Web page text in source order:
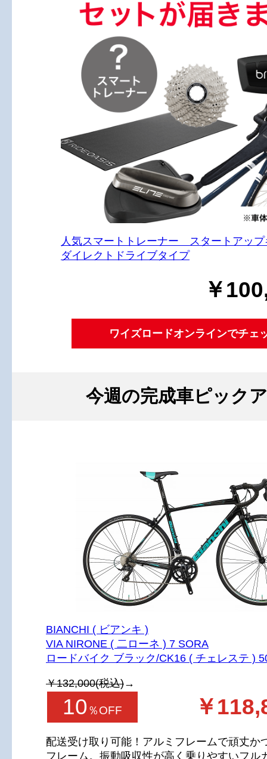
人気スマートトレーナー スタートアップ
ダイレクトドライブタイプ
￥
ワイズロードオンラインでチェ
今週の完成車ピック
BIANCHI ( ビアンキ )
VIA NIRONE ( 二ローネ ) 7 SORA
ロードバイク ブラック/CK16 ( チェレステ )
￥132,000(税込)→
10 ％OFF ￥
配送受け取り可能！アルミフレームで頑丈か
フレーム。振動吸収性が高く乗りやすいフル